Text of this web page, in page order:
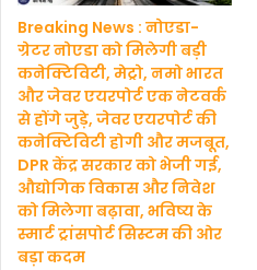
Breaking News : नोएडा-
ग्रेटर नोएडा को मिलेगी बड़ी
कनेक्टिविटी, मेट्रो, नमो भारत
और जेवर एयरपोर्ट एक नेटवर्क
से होंगे जुड़े, जेवर एयरपोर्ट की
कनेक्टिविटी होगी और मजबूत,
DPR केंद्र सरकार को भेजी गई,
औद्योगिक विकास और निवेश
को मिलेगा बढ़ावा, भविष्य के
स्मार्ट ट्रांसपोर्ट सिस्टम की ओर
बड़ा कदम